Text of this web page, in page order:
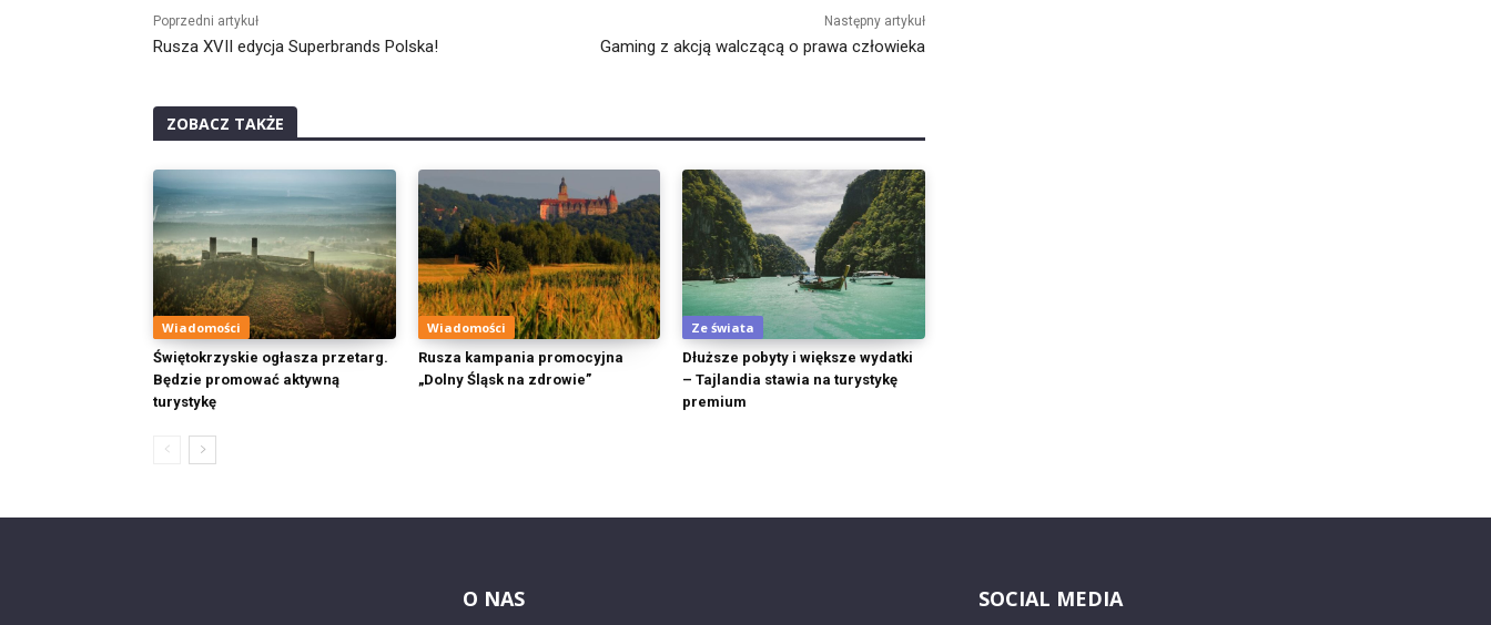
Poprzedni artykuł
Rusza XVII edycja Superbrands Polska!
Następny artykuł
Gaming z akcją walczącą o prawa człowieka
ZOBACZ TAKŻE
Wiadomości
Świętokrzyskie ogłasza przetarg.
Będzie promować aktywną
turystykę
Wiadomości
Rusza kampania promocyjna
„Dolny Śląsk na zdrowie”
Ze świata
Dłuższe pobyty i większe wydatki
– Tajlandia stawia na turystykę
premium
O NAS SOCIAL MEDIA